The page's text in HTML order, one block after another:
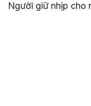
Người giữ nhịp cho